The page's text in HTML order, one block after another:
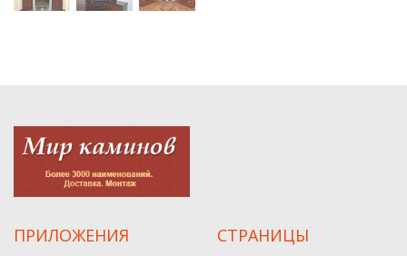
ПРИЛОЖЕНИЯ СТРАНИЦЫ